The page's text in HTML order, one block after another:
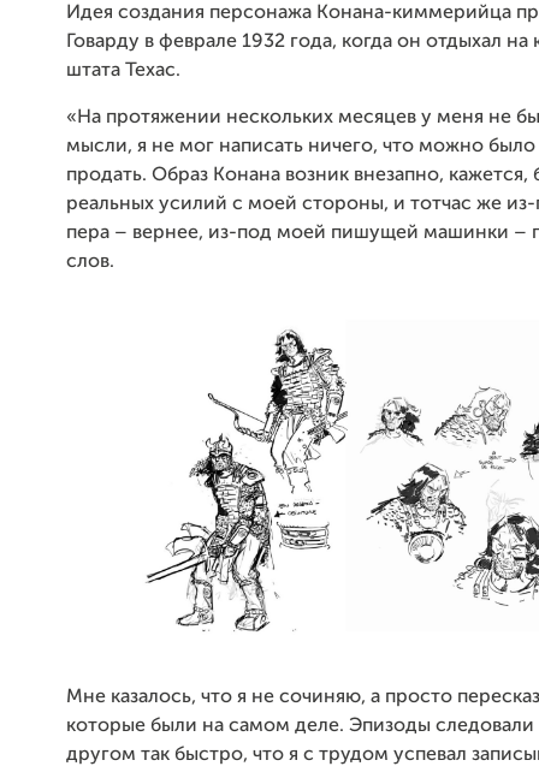
Идея создания персонажа Конана-киммерийца
Говарду в феврале 1932 года, когда он отдыхал
штата Техас.
«На протяжении нескольких месяцев у меня не
мысли, я не мог написать ничего, что можно было
продать. Образ Конана возник внезапно, кажется,
реальных усилий с моей стороны, и тотчас же
пера – вернее, из-под моей пишущей машинки –
слов.
Мне казалось, что я не сочиняю, а просто
которые были на самом деле. Эпизоды следовали
другом так быстро, что я с трудом успевал